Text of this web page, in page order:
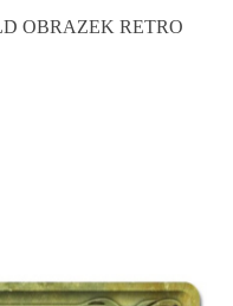
OBRAZEK RETRO